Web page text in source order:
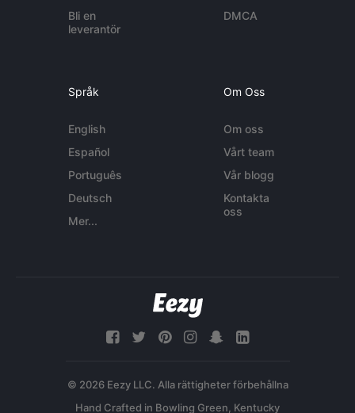
Bli en
leverantör
DMCA
Språk
English
Español
Português
Deutsch
Mer...
Om Oss
Om oss
Vårt team
Vår blogg
Kontakta
oss
© 2026 Eezy LLC. Alla rättigheter förbehållna